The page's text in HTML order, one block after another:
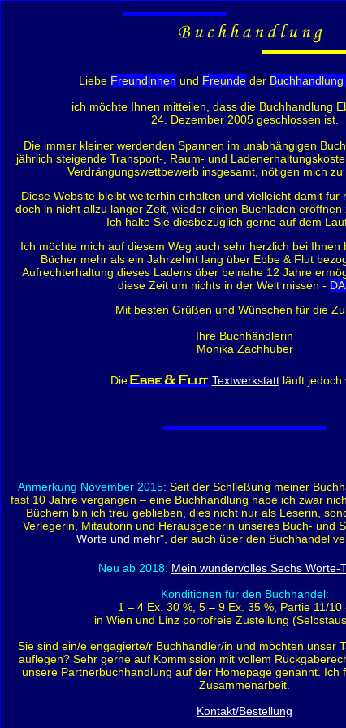
Liebe Freundinnen und Freunde der
ich möchte Ihnen mitteilen, dass die Buchhandlung
24. Dezember 2005 geschlossen ist.
Die immer kleiner werdenden Spannen im unabhängigen
jährlich steigende Transport-, Raum- und
Verdrängungswettbewerb insgesamt, nötigen mich zu
Diese Website bleibt weiterhin erhalten und vielleicht damit für
doch in nicht allzu langer Zeit, wieder einen Buchladen
Ich halte Sie diesbezüglich gerne auf dem
Ich möchte mich auf diesem Weg auch sehr herzlich bei Ihnen
Bücher mehr als ein Jahrzehnt lang über Ebbe & Flut
Aufrechterhaltung dieses Ladens über beinahe 12 Jahre
diese Zeit um nichts in der Welt missen -
Mit besten Grüßen und Wünschen für die
Ihre Buchhändlerin
Monika Zachhuber
Die Textwerkstattläuft jedoch
Anmerkung November 2015: Seit der Schließung meiner
fast 10 Jahre vergangen – eine Buchhandlung habe ich zwar
Büchern bin ich treu geblieben, dies nicht nur als Leserin,
Verlegerin, Mitautorin und Herausgeberin unseres Buch- und
Worte und mehr", der auch über den Buchhandel
Neu ab 2018: Mein wundervolles Sechs Worte-
Konditionen für den Buchhandel:
1 – 4 Ex. 30 %, 5 – 9 Ex. 35 %, Partie 11/10
in Wien und Linz portofreie Zustellung
Sie sind ein/e engagierte/r Buchhändler/in und möchten unser
auflegen? Sehr gerne auf Kommission mit vollem
unsere Partnerbuchhandlung auf der Homepage genannt. Ich
Zusammenarbeit.
Kontakt/Bestellung